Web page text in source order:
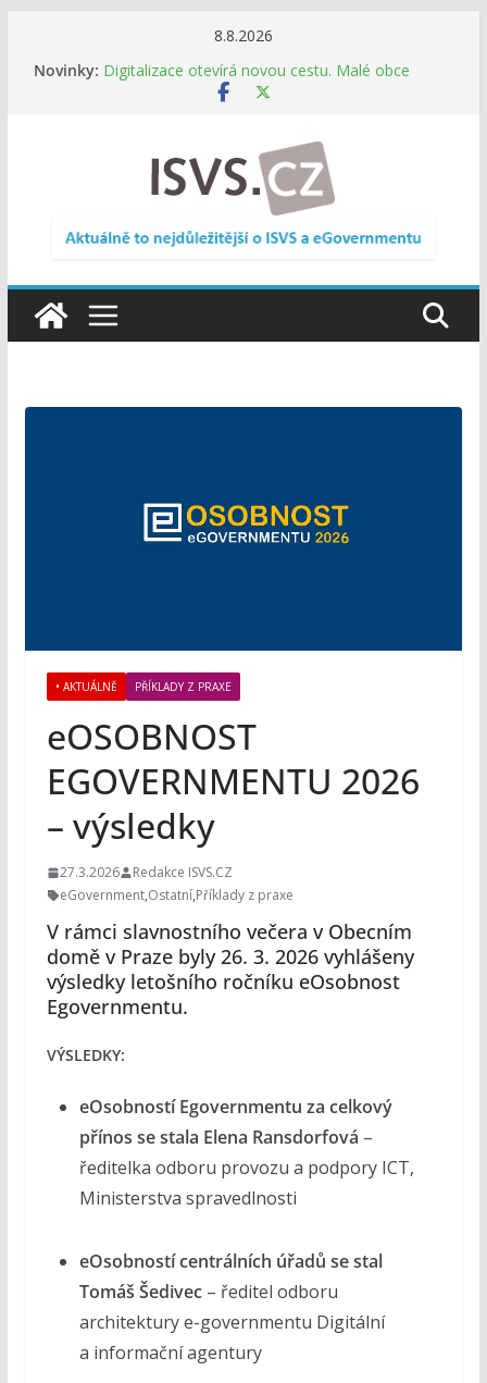
8.8.2026
Novinky: Digitalizace otevírá novou cestu. Malé obce
nemusí zanikat, mohou více spolupracovat
DIA: Informační systém dlouhodobého řízení
(ISDŘ) je od července v plném provozu
RVIS – Výbor pro architekturu a řízení ICT
zveřejnil materiály z nového jednání
Informace o obcích vždy po ruce. SMS ČR spouští
• AKTUÁLNĚ PŘÍKLADY Z PRAXE
eOSOBNOST
EGOVERNMENTU 2026
– výsledky
27.3.2026
Redakce ISVS.CZ
eGovernment,Ostatní,Příklady z praxe
V rámci slavnostního večera v Obecním
domě v Praze byly 26. 3. 2026 vyhlášeny
výsledky letošního ročníku eOsobnost
Egovernmentu.
VÝSLEDKY:
eOsobností Egovernmentu za celkový
přínos se stala Elena Ransdorfová –
ředitelka odboru provozu a podpory ICT,
Ministerstva spravedlnosti
eOsobností centrálních úřadů se stal
Tomáš Šedivec– ředitel odboru
architektury e-governmentu Digitální
a informační agentury